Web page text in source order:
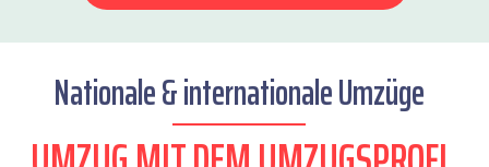
Nationale & internationale Umzüge